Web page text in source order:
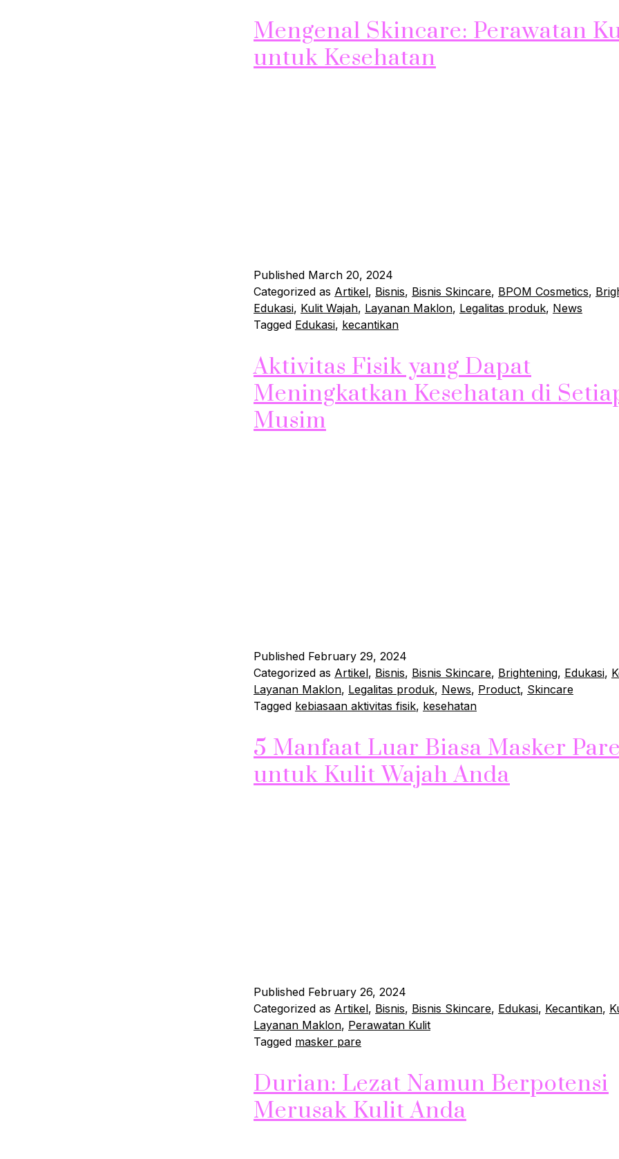
Mengenal Skincare: Perawatan
untuk Kesehatan
Published March 20, 2024
Categorized as Artikel, Bisnis, Bisnis Skincare, BPOM Cosmetics,
Edukasi, Kulit Wajah, Layanan Maklon, Legalitas produk, News
Tagged Edukasi, kecantikan
Aktivitas Fisik yang Dapat
Meningkatkan Kesehatan di
Musim
Published February 29, 2024
Categorized as Artikel, Bisnis, Bisnis Skincare, Brightening, Edukasi,
Layanan Maklon, Legalitas produk, News, Product, Skincare
Tagged kebiasaan aktivitas fisik, kesehatan
5 Manfaat Luar Biasa Masker Pare
untuk Kulit Wajah Anda
Published February 26, 2024
Categorized as Artikel, Bisnis, Bisnis Skincare, Edukasi, Kecantikan,
Layanan Maklon, Perawatan Kulit
Tagged masker pare
Durian: Lezat Namun Berpotensi
Merusak Kulit Anda